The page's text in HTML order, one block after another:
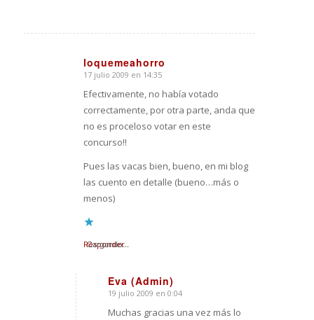
loquemeahorro
Dice:
17 julio 2009 en 14:35
Efectivamente, no había votado
correctamente, por otra parte, anda que
no es proceloso votar en este
concurso!!
Pues las vacas bien, bueno, en mi blog
las cuento en detalle (bueno…más o
menos)
Cargando...
Responder
Eva (Admin)
Dice:
19 julio 2009 en 0:04
Muchas gracias una vez más lo